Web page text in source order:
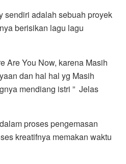
sendiri adalah sebuah proyek
berisikan lagu lagu
Are You Now, karena Masih
dan hal hal yg Masih
mendiang istri ” Jelas
proses pengemasan
kreatifnya memakan waktu